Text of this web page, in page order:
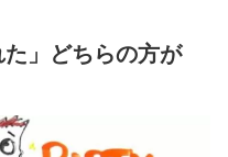
た」どちらの方が